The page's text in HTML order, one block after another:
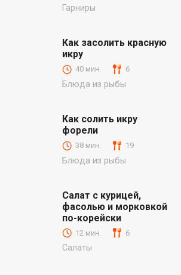
Гарниры
Как засолить красную
икру
40 мин. 6
Блюда из рыбы
Как солить икру
форели
38 мин. 19
Блюда из рыбы
Салат с курицей,
фасолью и морковкой
по-корейски
12 мин. 6
Салаты